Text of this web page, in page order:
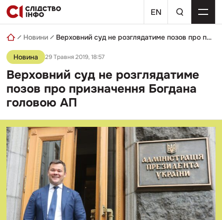
Skip
to
content
EN
пошуковий
запит
Новини Верховний суд не розглядатиме позов про призначення Богдана головою АП
Новина 29 Травня 2019, 18:57
Верховний суд не розглядатиме
позов про призначення Богдана
головою АП